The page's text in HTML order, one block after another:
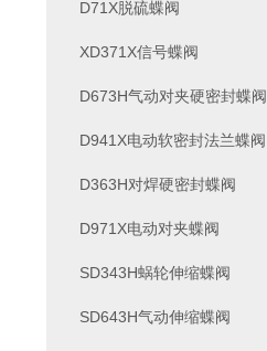
D71X脱硫蝶阀
XD371X信号蝶阀
D673H气动对夹硬密封蝶阀
D941X电动软密封法兰蝶阀
D363H对焊硬密封蝶阀
D971X电动对夹蝶阀
SD343H蜗轮伸缩蝶阀
SD643H气动伸缩蝶阀